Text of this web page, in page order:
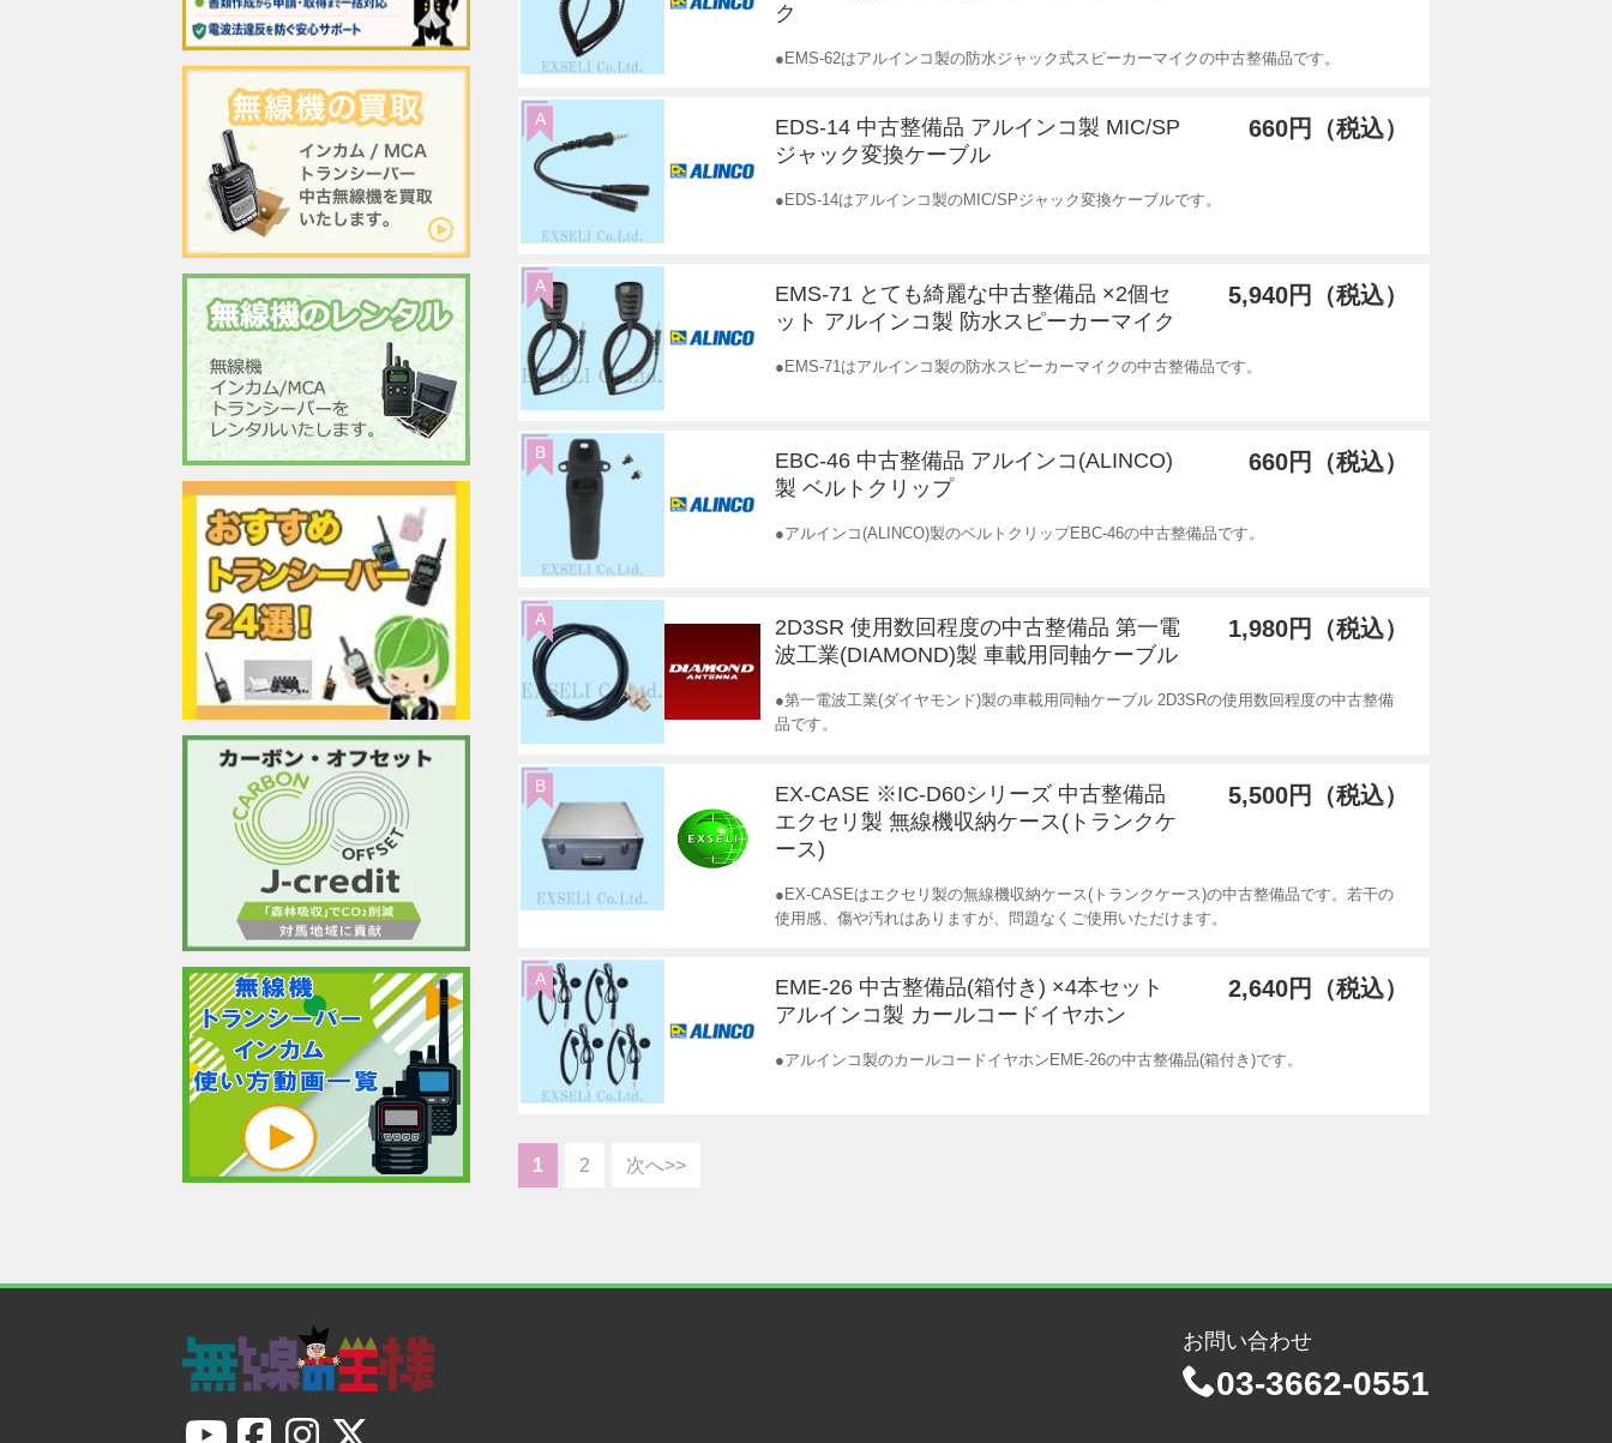
ク
●EMS-62はアルインコ製の防水ジャック式スピーカーマイクの中古整備品です。
EDS-14 中古整備品 アルインコ製 MIC/SP
ジャック変換ケーブル
660円（税込）
●EDS-14はアルインコ製のMIC/SPジャック変換ケーブルです。
A
EMS-71 とても綺麗な中古整備品 ×2個セ
ット アルインコ製 防水スピーカーマイク
5,940円（税込）
●EMS-71はアルインコ製の防水スピーカーマイクの中古整備品です。
A
EBC-46 中古整備品 アルインコ(ALINCO)
製 ベルトクリップ
660円（税込）
●アルインコ(ALINCO)製のベルトクリップEBC-46の中古整備品です。
B
2D3SR 使用数回程度の中古整備品 第一電
波工業(DIAMOND)製 車載用同軸ケーブル
1,980円（税込）
●第一電波工業(ダイヤモンド)製の車載用同軸ケーブル 2D3SRの使用数回程度の中古整備
品です。
A
EX-CASE ※IC-D60シリーズ 中古整備品
エクセリ製 無線機収納ケース(トランクケ
ース)
5,500円（税込）
●EX-CASEはエクセリ製の無線機収納ケース(トランクケース)の中古整備品です。若干の
使用感、傷や汚れはありますが、問題なくご使用いただけます。
B
EME-26 中古整備品(箱付き) ×4本セット
アルインコ製 カールコードイヤホン
2,640円（税込）
●アルインコ製のカールコードイヤホンEME-26の中古整備品(箱付き)です。
A
1 2 次へ>>
お問い合わせ
03-3662-0551